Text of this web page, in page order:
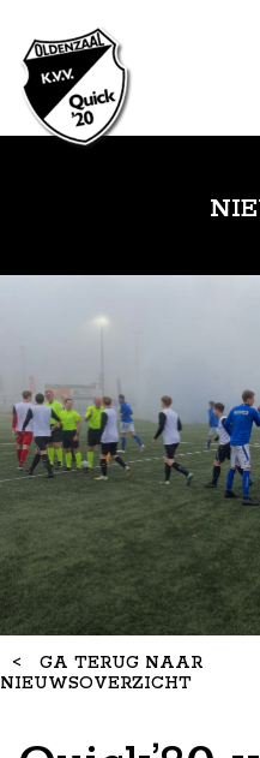
< GA TERUG NAAR
NIEUWSOVERZICHT